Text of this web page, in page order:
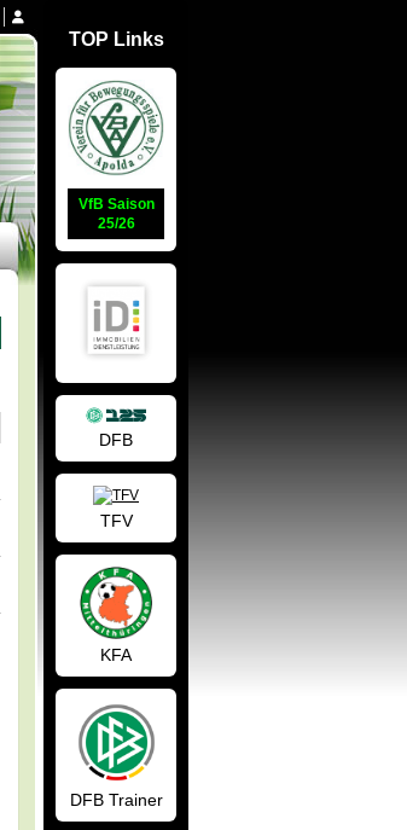
TOP Links
VfB Saison
25/26
DFB
TFV
KFA
DFB Trainer